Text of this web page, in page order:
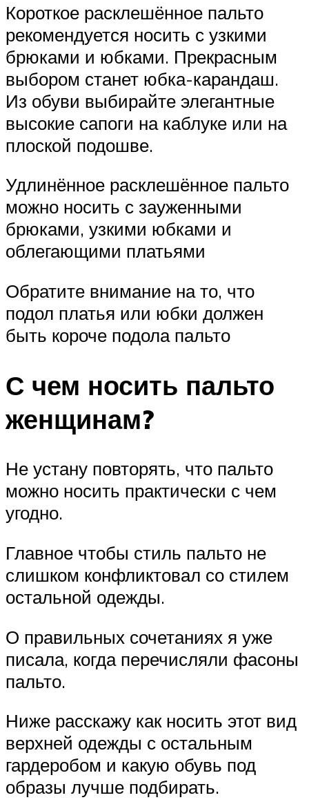
Короткое расклешённое пальто
рекомендуется носить с узкими
брюками и юбками. Прекрасным
выбором станет юбка-карандаш.
Из обуви выбирайте элегантные
высокие сапоги на каблуке или на
плоской подошве.
Удлинённое расклешённое пальто
можно носить с зауженными
брюками, узкими юбками и
облегающими платьями
Обратите внимание на то, что
подол платья или юбки должен
быть короче подола пальто
С чем носить пальто
женщинам?
Не устану повторять, что пальто
можно носить практически с чем
угодно.
Главное чтобы стиль пальто не
слишком конфликтовал со стилем
остальной одежды.
О правильных сочетаниях я уже
писала, когда перечисляли фасоны
пальто.
Ниже расскажу как носить этот вид
верхней одежды с остальным
гардеробом и какую обувь под
образы лучше подбирать.